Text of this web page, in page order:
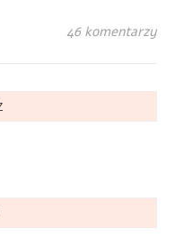
46 komentarzy